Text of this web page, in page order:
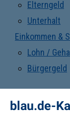
Elterngeld
Unterhalt
Einkommen &
Lohn /
Bürgergeld
blau.de-